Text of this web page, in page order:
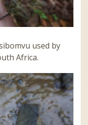
used by
Africa.